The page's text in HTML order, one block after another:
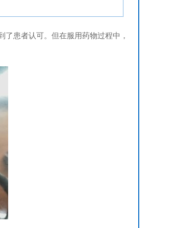
了患者认可。但在服用药物过程中，